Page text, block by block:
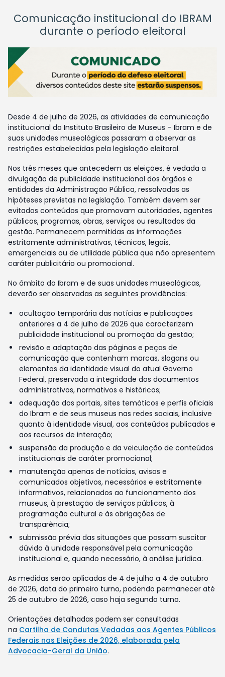
Comunicação institucional do IBRAM
durante o período eleitoral
Desde 4 de julho de 2026, as atividades de comunicação
institucional do Instituto Brasileiro de Museus – Ibram e de
suas unidades museológicas passaram a observar as
restrições estabelecidas pela legislação eleitoral.
Nos três meses que antecedem as eleições, é vedada a
divulgação de publicidade institucional dos órgãos e
entidades da Administração Pública, ressalvadas as
hipóteses previstas na legislação. Também devem ser
evitados conteúdos que promovam autoridades, agentes
públicos, programas, obras, serviços ou resultados da
gestão. Permanecem permitidas as informações
estritamente administrativas, técnicas, legais,
emergenciais ou de utilidade pública que não apresentem
caráter publicitário ou promocional.
No âmbito do Ibram e de suas unidades museológicas,
deverão ser observadas as seguintes providências:
ocultação temporária das notícias e publicações
anteriores a 4 de julho de 2026 que caracterizem
publicidade institucional ou promoção da gestão;
revisão e adaptação das páginas e peças de
comunicação que contenham marcas, slogans ou
elementos da identidade visual do atual Governo
Federal, preservada a integridade dos documentos
administrativos, normativos e históricos;
adequação dos portais, sites temáticos e perfis oficiais
do Ibram e de seus museus nas redes sociais, inclusive
quanto à identidade visual, aos conteúdos publicados e
aos recursos de interação;
suspensão da produção e da veiculação de conteúdos
institucionais de caráter promocional;
manutenção apenas de notícias, avisos e
comunicados objetivos, necessários e estritamente
informativos, relacionados ao funcionamento dos
museus, à prestação de serviços públicos, à
programação cultural e às obrigações de
transparência;
submissão prévia das situações que possam suscitar
dúvida à unidade responsável pela comunicação
institucional e, quando necessário, à análise jurídica.
As medidas serão aplicadas de 4 de julho a 4 de outubro
de 2026, data do primeiro turno, podendo permanecer até
25 de outubro de 2026, caso haja segundo turno.
Orientações detalhadas podem ser consultadas
na Cartilha de Condutas Vedadas aos Agentes Públicos
Federais nas Eleições de 2026, elaborada pela
Advocacia-Geral da União.